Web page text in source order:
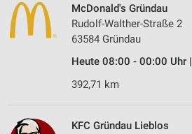
McDonald's Gründau
Rudolf-Walther-Straße 2
63584 Gründau
Heute 08:00 - 00:00 Uhr |
392,71 km
KFC Gründau Lieblos